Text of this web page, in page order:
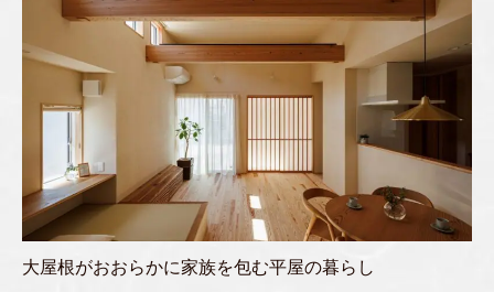
大屋根がおおらかに家族を包む平屋の暮らし